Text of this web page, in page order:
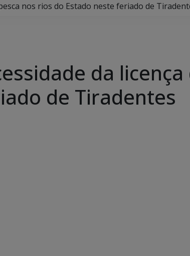
nos rios do Estado neste feriado de
da
de Tiradentes